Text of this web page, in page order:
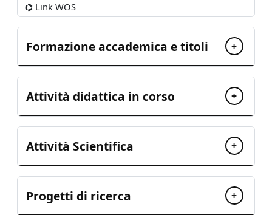
Link WOS
Formazione accademica e titoli +
Attività didattica in corso +
Attività Scientifica +
Progetti di ricerca +